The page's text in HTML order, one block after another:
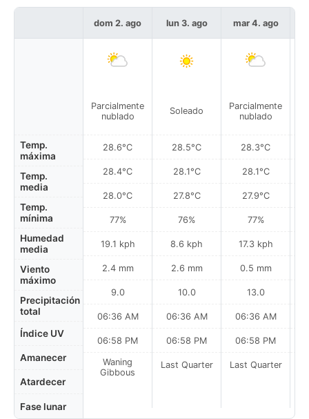
Temp.
máxima
Temp.
media
Temp.
mínima
Humedad
media
Viento
máximo
Precipitación
total
Índice UV
Amanecer
Atardecer
Fase lunar
dom 2. ago
Parcialmente
nublado
28.6°C
28.4°C
28.0°C
77%
19.1 kph
2.4 mm
9.0
06:36 AM
06:58 PM
Waning
Gibbous
lun 3. ago
Soleado
28.5°C
28.1°C
27.8°C
76%
8.6 kph
2.6 mm
10.0
06:36 AM
06:58 PM
Last Quarter
mar 4. ago
Parcialmente
nublado
28.3°C
28.1°C
27.9°C
77%
17.3 kph
0.5 mm
13.0
06:36 AM
06:58 PM
Last Quarter